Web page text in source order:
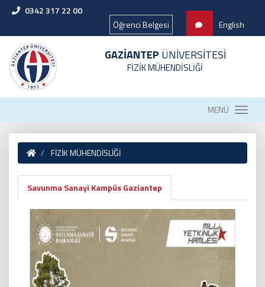
0342 317 22 00
Öğrenci Belgesi
English
GAZİANTEP ÜNİVERSİTESİ
FİZİK MÜHENDİSLİĞİ
MENÜ
FİZİK MÜHENDİSLİĞİ
Savunma Sanayi Kampüs Gaziantep